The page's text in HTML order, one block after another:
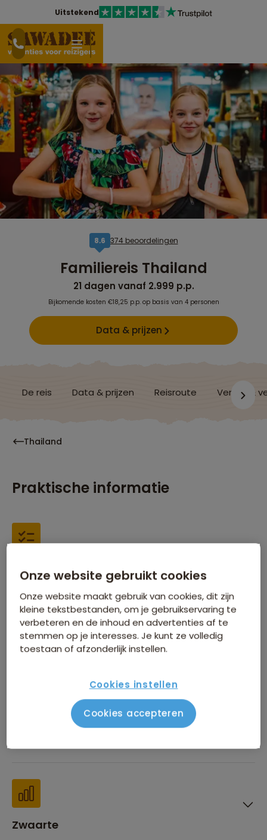
Uitstekend
8,6 374 beoordelingen
Familiereis Thailand
21 dagen vanaf 2.999 p.p.
Bijkomende kosten €18,25 p.p. op basis van 4 personen
Data & prijzen
De reis Data & prijzen Reisroute Verblijf &
Thailand
Praktische informatie
Inbegrepen in de reissom
Financiën
Zwaarte
Onze website gebruikt cookies
Onze website maakt gebruik van cookies, dit zijn
kleine tekstbestanden, om je gebruikservaring te
verbeteren en de inhoud en advertenties af te
stemmen op je interesses. Je kunt ze volledig
toestaan of afzonderlijk instellen.
Cookies instellen
Cookies accepteren